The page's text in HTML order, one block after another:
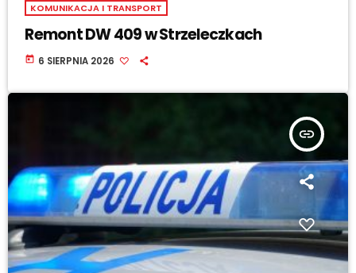
KOMUNIKACJA I TRANSPORT
Remont DW 409 w Strzeleczkach
today 6 SIERPNIA 2026
insert_link